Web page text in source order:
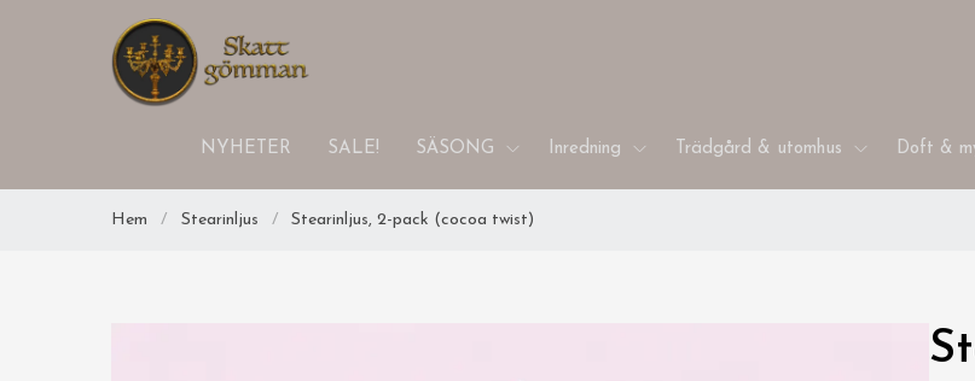
NYHETER SALE! SÄSONG Inredning Trädgård & utomhus Doft &
Hem / Stearinljus / Stearinljus, 2-pack (cocoa twist)